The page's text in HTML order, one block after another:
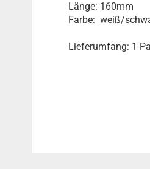
Länge: 160mm
Farbe: weiß/
Lieferumfang: 1